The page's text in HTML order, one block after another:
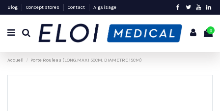
Blog Concept stores Contact Aiguisage
0
Accueil Porte Rouleau (LONG.MAXI 50CM, DIAMETRE 15CM)